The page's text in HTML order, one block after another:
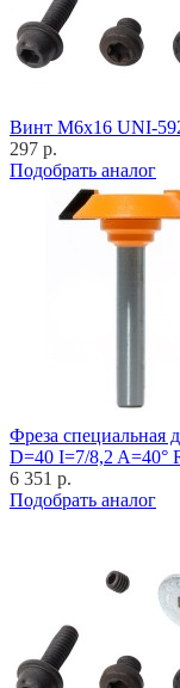
Винт M6x16 UNI-
297 р.
Подобрать аналог
Фреза специальная
D=40 I=7/8,2 A=40°
6 351 р.
Подобрать аналог